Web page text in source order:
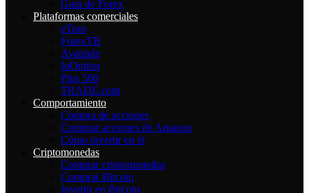
Guía de Forex
Plataformas comerciales
eToro
ForexTB
Avatrade
IqOption
Plus 500
TRADE.com
Comportamiento
Compra de acciones
Comprar acciones de Amazon
Cómo invertir en el
Criptomonedas
Comprar criptomonedas
Comprar Bitcoin
Invertir en Bitcoin